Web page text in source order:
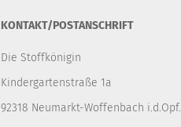
KONTAKT/POSTANSCHRIFT
Die Stoffkönigin
Kindergartenstraße 1a
92318 Neumarkt-Woffenbach i.d.Opf.